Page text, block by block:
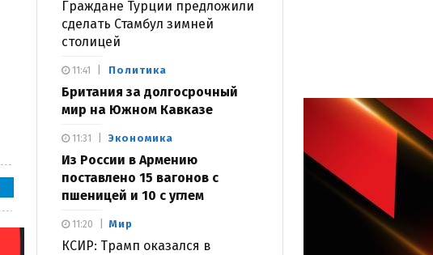
Граждане Турции предложили
сделать Стамбул зимней
столицей
Политика
Британия за долгосрочный
мир на Южном Кавказе
11:41
Экономика
Из России в Армению
поставлено 15 вагонов с
пшеницей и 10 с углем
11:31
Мир
КСИР: Трамп оказался в
11:20